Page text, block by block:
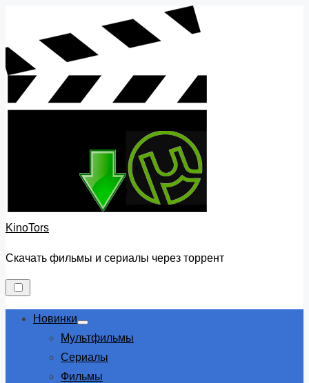
content
KinoTors
Скачать фильмы и сериалы через торрент
Новинки
Show
sub
Мультфильмы
Сериалы
Фильмы